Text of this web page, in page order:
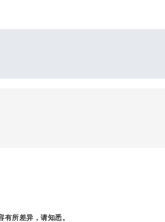
所差异，请知悉。